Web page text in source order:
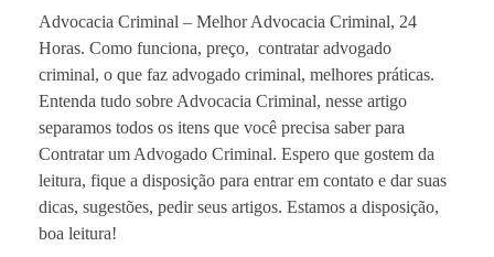
Advocacia Criminal – MelhorAdvocacia Criminal, 24
Horas. Como funciona, preço, contratar advogado
criminal, o que faz advogado criminal, melhores práticas.
Entenda tudo sobre Advocacia Criminal, nesse artigo
separamos todos os itens que você precisa saber para
Contratar um Advogado Criminal. Espero que gostem da
leitura, fique a disposição para entrar em contato e dar suas
dicas, sugestões, pedir seus artigos. Estamos a disposição,
boa leitura!